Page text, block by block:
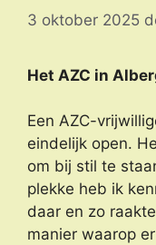
3 oktober 2025
Het AZC in
Een AZC-
eindelijk open.
om bij stil te
plekke heb ik
daar en zo
manier waarop